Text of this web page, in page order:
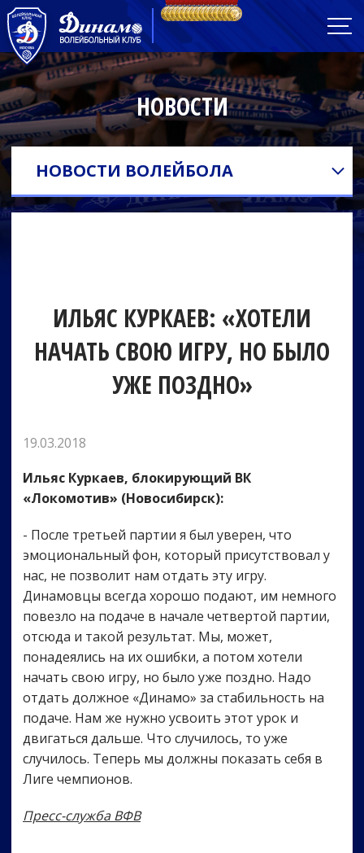
НОВОСТИ
НОВОСТИ ВОЛЕЙБОЛА
ИЛЬЯС КУРКАЕВ: «ХОТЕЛИ
НАЧАТЬ СВОЮ ИГРУ, НО БЫЛО
УЖЕ ПОЗДНО»
19.03.2018
Ильяс Куркаев, блокирующий ВК
«Локомотив» (Новосибирск):
- После третьей партии я был уверен, что
эмоциональный фон, который присутствовал у
нас, не позволит нам отдать эту игру.
Динамовцы всегда хорошо подают, им немного
повезло на подаче в начале четвертой партии,
отсюда и такой результат. Мы, может,
понадеялись на их ошибки, а потом хотели
начать свою игру, но было уже поздно. Надо
отдать должное «Динамо» за стабильность на
подаче. Нам же нужно усвоить этот урок и
двигаться дальше. Что случилось, то уже
случилось. Теперь мы должны показать себя в
Лиге чемпионов.
Пресс-служба ВФВ